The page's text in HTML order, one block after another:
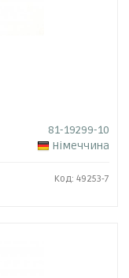
81-19299-10
Німеччина
Код: 49253-7